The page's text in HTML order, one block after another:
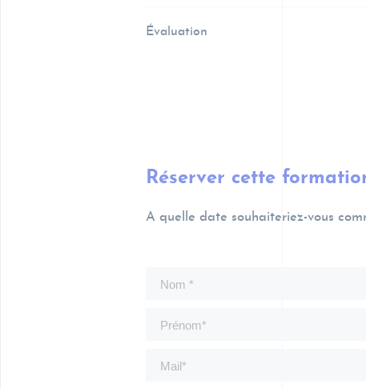
Évaluation
Réserver cette
A quelle date souhaiteriez-vous